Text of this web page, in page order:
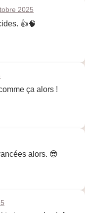
2025
👍🧠
ça alors !
alors. 😎